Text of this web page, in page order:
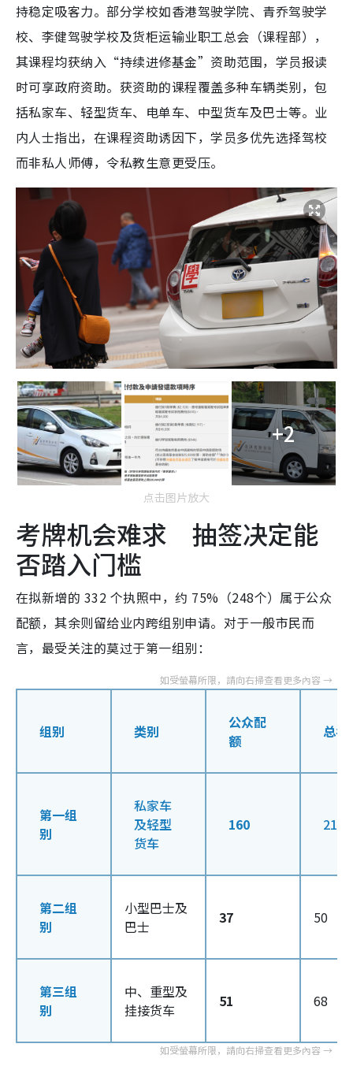
持稳定吸客力。部分学校如香港驾驶学院、青乔驾驶学
校、李健驾驶学校及货柜运输业职工总会（课程部），
其课程均获纳入“持续进修基金”资助范围，学员报读
时可享政府资助。获资助的课程覆盖多种车辆类别，包
括私家车、轻型货车、电单车、中型货车及巴士等。业
内人士指出，在课程资助诱因下，学员多优先选择驾校
而非私人师傅，令私教生意更受压。
+2
点击图片放大
考牌机会难求 抽签决定能
否踏入门槛
在拟新增的 332 个执照中，约 75%（248个）属于公众
配额，其余则留给业内跨组别申请。对于一般市民而
言，最受关注的莫过于第一组别：
组别 类别
公众配
额
总名
第一组
别
私家车
及轻型
货车
160 214
第二组
别
小型巴士及
巴士
37 50
第三组
别
中、重型及
挂接货车
51 68